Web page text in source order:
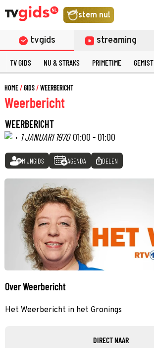
stem nu!
tvgids streaming
TV GIDS NU & STRAKS PRIMETIME GEMIST
HOME GIDS WEERBERICHT
Weerbericht
WEERBERICHT
· 1 JANUARI 1970 01:00 - 01:00
MIJNGIDS AGENDA DELEN
Over Weerbericht
Het Weerbericht in het Gronings
DIRECT NAAR